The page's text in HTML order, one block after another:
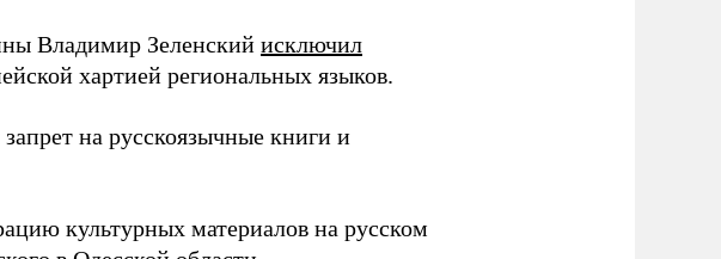
Владимир Зеленский исключил
хартией региональных языков.
запрет на русскоязычные книги и
культурных материалов на русском